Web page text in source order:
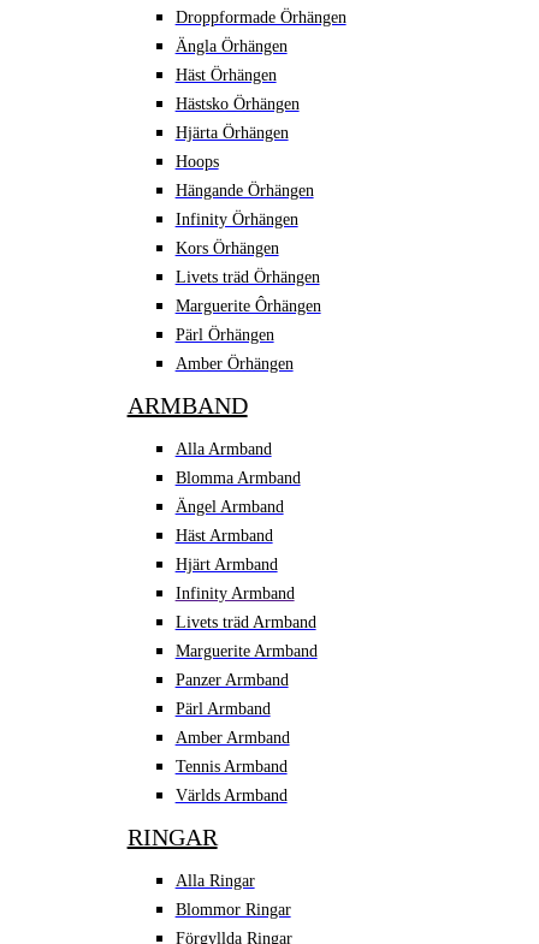
Droppformade Örhängen
Ängla Örhängen
Häst Örhängen
Hästsko Örhängen
Hjärta Örhängen
Hoops
Hängande Örhängen
Infinity Örhängen
Kors Örhängen
Livets träd Örhängen
Marguerite Ôrhängen
Pärl Örhängen
Amber Örhängen
ARMBAND
Alla Armband
Blomma Armband
Ängel Armband
Häst Armband
Hjärt Armband
Infinity Armband
Livets träd Armband
Marguerite Armband
Panzer Armband
Pärl Armband
Amber Armband
Tennis Armband
Världs Armband
RINGAR
Alla Ringar
Blommor Ringar
Förgyllda Ringar